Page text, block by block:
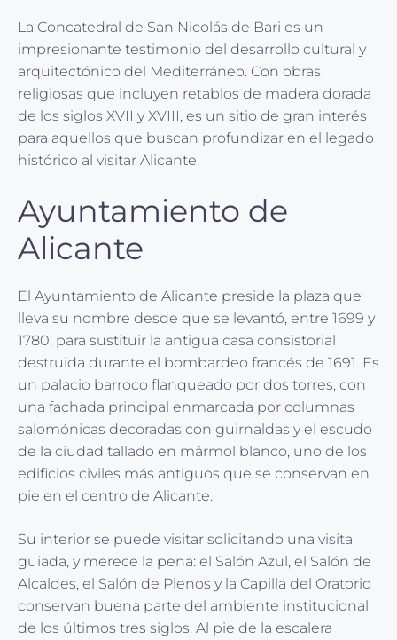
La Concatedral de San Nicolás de Bari es un
impresionante testimonio del desarrollo cultural y
arquitectónico del Mediterráneo. Con obras
religiosas que incluyen retablos de madera dorada
de los siglos XVII y XVIII, es un sitio de gran interés
para aquellos que buscan profundizar en el legado
histórico al visitar Alicante.
Ayuntamiento de
Alicante
El Ayuntamiento de Alicante preside la plaza que
lleva su nombre desde que se levantó, entre 1699 y
1780, para sustituir la antigua casa consistorial
destruida durante el bombardeo francés de 1691. Es
un palacio barroco flanqueado por dos torres, con
una fachada principal enmarcada por columnas
salomónicas decoradas con guirnaldas y el escudo
de la ciudad tallado en mármol blanco, uno de los
edificios civiles más antiguos que se conservan en
pie en el centro de Alicante.
Su interior se puede visitar solicitando una visita
guiada, y merece la pena: el Salón Azul, el Salón de
Alcaldes, el Salón de Plenos y la Capilla del Oratorio
conservan buena parte del ambiente institucional
de los últimos tres siglos. Al pie de la escalera